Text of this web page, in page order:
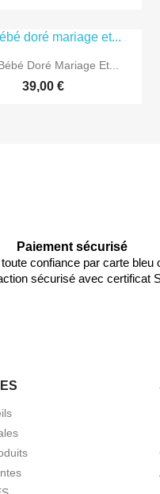
Aperçu rapide
Doré Mariage Et...
39,00 €
Paiement sécurisé
confiance par carte bleu
sécurisé avec certificat